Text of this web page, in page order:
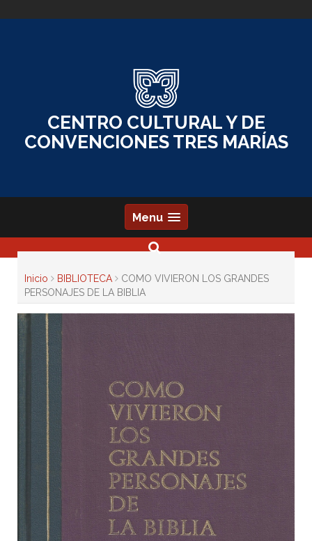
to
CENTRO CULTURAL Y DE
CONVENCIONES TRES MARÍAS
Menu
Inicio BIBLIOTECA
COMO VIVIERON LOS GRANDES
PERSONAJES DE LA BIBLIA